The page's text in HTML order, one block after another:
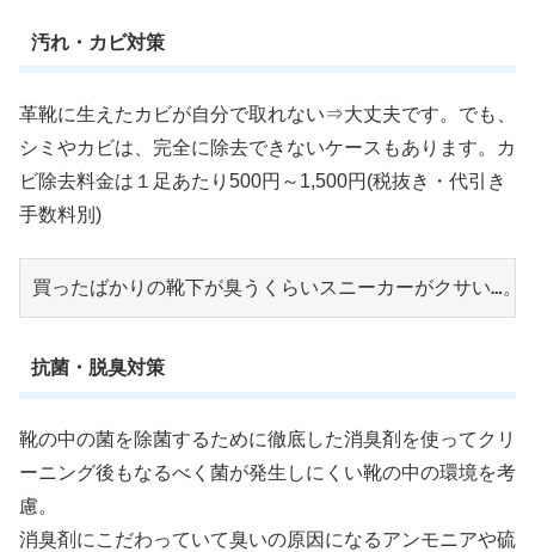
汚れ・カビ対策
革靴に生えたカビが自分で取れない⇒大丈夫です。でも、
シミやカビは、完全に除去できないケースもあります。カ
ビ除去料金は１足あたり500円～1,500円(税抜き・代引き
手数料別)
買ったばかりの靴下が臭うくらいスニーカーがクサい…。
抗菌・脱臭対策
靴の中の菌を除菌するために徹底した消臭剤を使ってクリ
ーニング後もなるべく菌が発生しにくい靴の中の環境を考
慮。
消臭剤にこだわっていて臭いの原因になるアンモニアや硫